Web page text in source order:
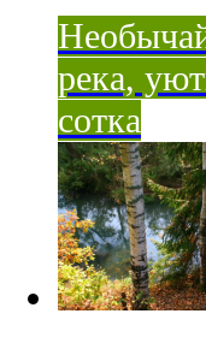
река,
сотка